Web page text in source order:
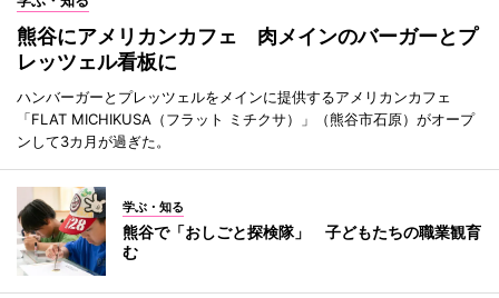
熊谷にアメリカンカフェ 肉メインのバーガーとプ
レッツェル看板に
ハンバーガーとプレッツェルをメインに提供するアメリカンカフェ
「FLAT MICHIKUSA（フラット ミチクサ）」（熊谷市石原）がオープ
ンして3カ月が過ぎた。
学ぶ・知る
熊谷で「おしごと探検隊」 子どもたちの職業観育
む